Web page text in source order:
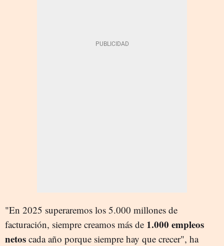
"En 2025 superaremos los 5.000 millones de
facturación, siempre creamos más de 1.000 empleos
netos cada año porque siempre hay que crecer", ha